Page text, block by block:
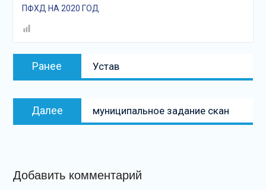
муки.
Всероссийского
года – 2025»
ПФХД НА 2020 ГОД
Навигация
Ранее
запись:
Устав
Далее
запись
муниципальное задание скан
Добавить комментарий